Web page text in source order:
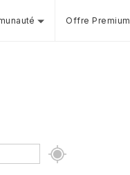
Offre Premium